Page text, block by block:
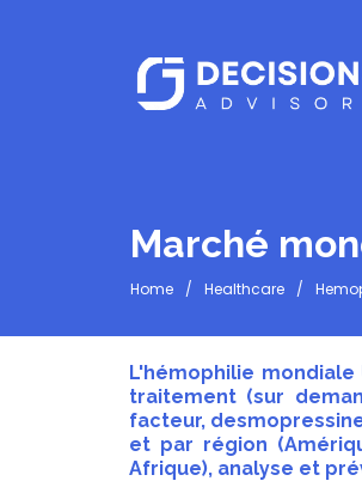
Marché
Home Healthcare
L'hémophilie
traitement (sur
facteur,
et par région
Afrique), analyse et